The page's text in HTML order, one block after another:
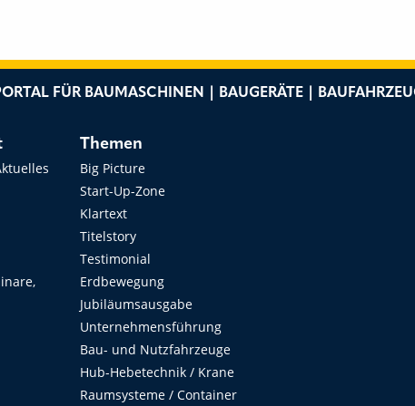
FÜR BAUMASCHINEN | BAUGERÄTE |
Themen
Big Picture
Start-Up-Zone
Klartext
Titelstory
Testimonial
Erdbewegung
Jubiläumsausgabe
Unternehmensführung
Bau- und Nutzfahrzeuge
Hub-Hebetechnik / Krane
Raumsysteme / Container